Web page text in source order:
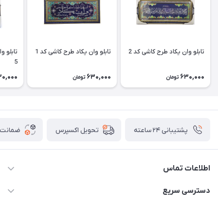
تابلو وان یکاد طرح کاشی کد 2
630,000 تومان
تابلو وان یکاد طرح کاشی کد 1
630,000 تومان
5
پشتیبانی ۲۴ ساعته تحویل اکسپرس ضمانت
اطلاعات تماس
02177111474
دسترسی سریع